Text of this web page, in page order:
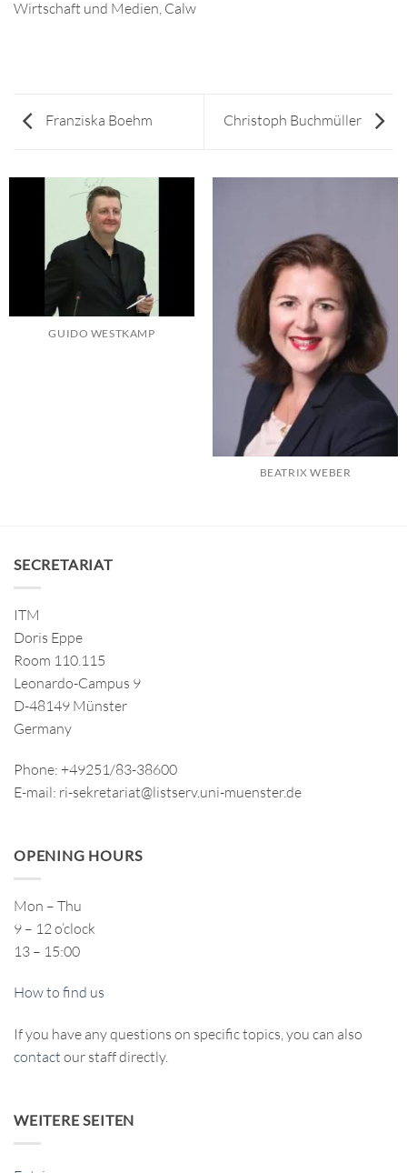
Wirtschaft und Medien, Calw
Franziska Boehm Christoph Buchmüller
GUIDO WESTKAMP
BEATRIX WEBER
SECRETARIAT
ITM
Doris Eppe
Room 110.115
Leonardo-Campus 9
D-48149 Münster
Germany
Phone: +49251/83-38600
E-mail: ri-sekretariat@listserv.uni-muenster.de
OPENING HOURS
Mon – Thu
9 – 12 o’clock
13 – 15:00
How to find us
If you have any questions on specific topics, you can also
contact our staff directly.
WEITERE SEITEN